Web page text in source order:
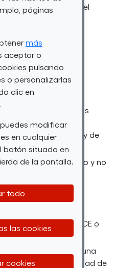
páginas
más
aceptar o
pulsando
o personalizarlas
clic en
modificar
en cualquier
botón situado en
de la pantalla.
todo
las cookies
cookies
de la Plataforma, el
específicas.
otros sistemas
susceptibles de
virus, código
o archivos
y/o manipular los
ONCE, o bajo su
terceros proveedores y de
meramente indicativo y no
a disposición de
datos, contenidos,
de FUNDACIÓN ONCE o
o interactuar con una
o no la identidad de